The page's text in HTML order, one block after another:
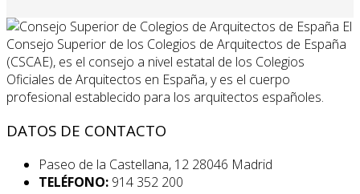
El
Consejo Superior de los Colegios de Arquitectos de España
(CSCAE), es el consejo a nivel estatal de los Colegios
Oficiales de Arquitectos en España, y es el cuerpo
profesional establecido para los arquitectos españoles.
DATOS DE CONTACTO
Paseo de la Castellana, 12 28046 Madrid
TELÉFONO: 914 352 200